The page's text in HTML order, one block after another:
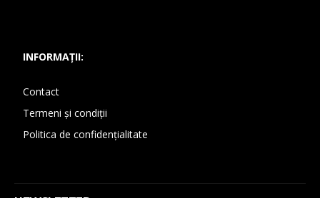
INFORMAȚII:
Contact
Termeni și condiții
Politica de confidențialitate